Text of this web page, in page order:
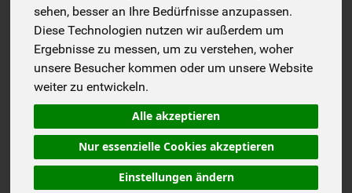
sehen, besser an Ihre Bedürfnisse anzupassen.
Diese Technologien nutzen wir außerdem um
Ergebnisse zu messen, um zu verstehen, woher
unsere Besucher kommen oder um unsere Website
weiter zu entwickeln.
Alle akzeptieren
Nur essenzielle Cookies akzeptieren
Einstellungen ändern
Wie läuft die Lieferung ab?
Was ist drin?
Kann ich die Kiste anpassen oder pausieren?
Du hast noch mehr Fragen?